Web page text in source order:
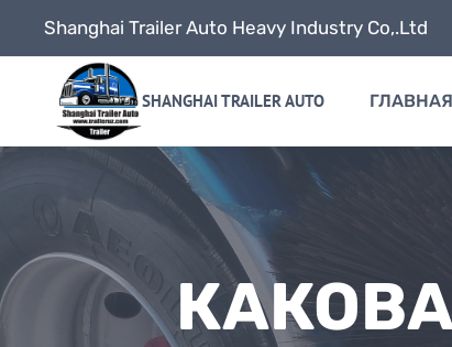
Shanghai Trailer Auto Heavy Industry Co,.Ltd
SHANGHAI TRAILER AUTO ГЛАВНАЯ